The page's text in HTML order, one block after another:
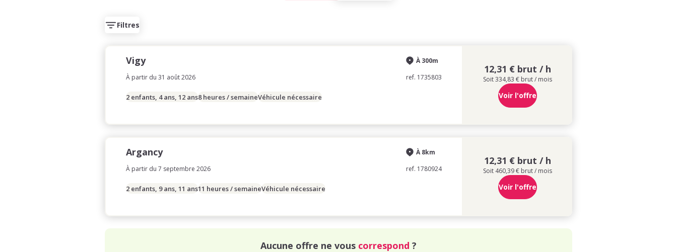
Filtres
Vigy
À partir du 31 août 2026
À 300m
ref. 1735803
2 enfants, 4 ans, 12 ans8 heures / semaineVéhicule nécessaire
12,31 € brut / h
Soit 334,83 € brut / mois
Voir l'offre
Argancy
À partir du 7 septembre 2026
À 8km
ref. 1780924
2 enfants, 9 ans, 11 ans11 heures / semaineVéhicule nécessaire
12,31 € brut / h
Soit 460,39 € brut / mois
Voir l'offre
Aucune offre ne vous correspond ?